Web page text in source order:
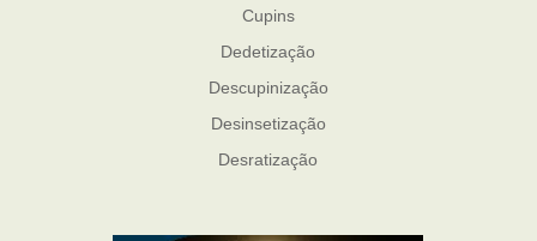
Cupins
Dedetização
Descupinização
Desinsetização
Desratização
Mosquito Mist